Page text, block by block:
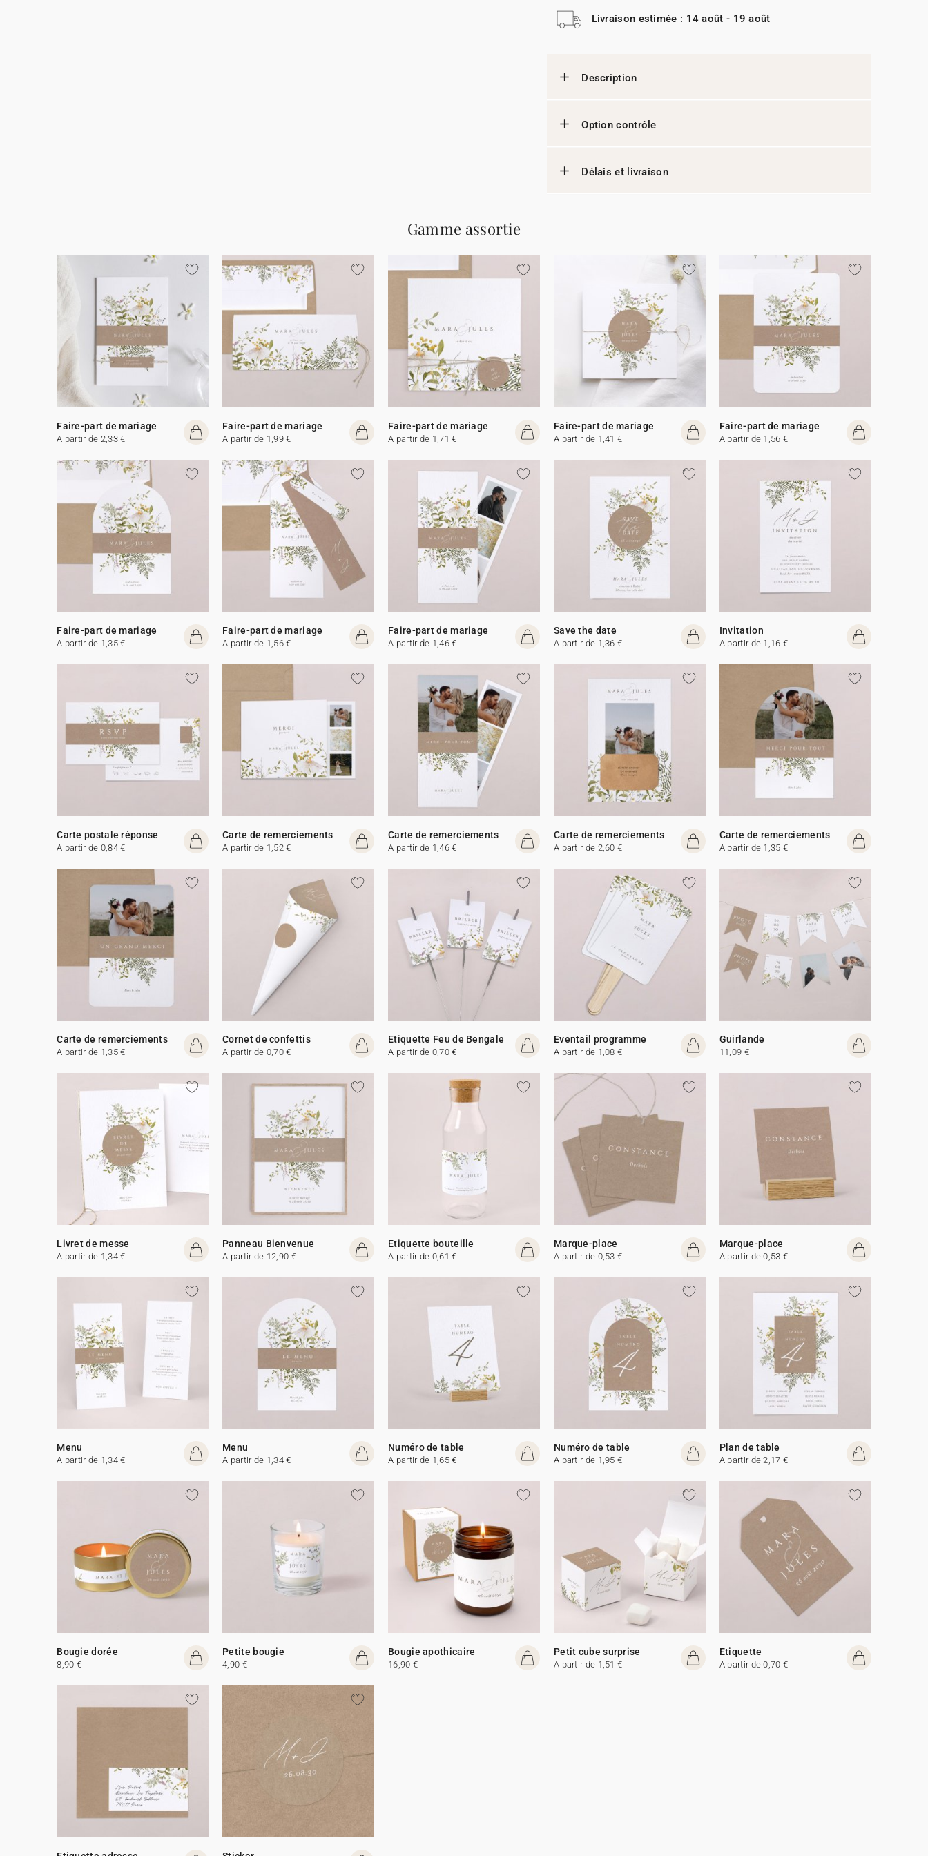
Livraison estimée : 14 août - 19 août
Description
Option contrôle
Délais et livraison
Gamme assortie
Faire-part de mariage
A partir de 2,33 €
Faire-part de mariage
A partir de 1,99 €
Faire-part de mariage
A partir de 1,71 €
Faire-part de mariage
A partir de 1,41 €
Faire-part de mariage
A partir de 1,56 €
Faire-part de mariage
A partir de 1,35 €
Faire-part de mariage
A partir de 1,56 €
Faire-part de mariage
A partir de 1,46 €
Save the date
A partir de 1,36 €
Invitation
A partir de 1,16 €
Carte postale réponse
A partir de 0,84 €
Carte de remerciements
A partir de 1,52 €
Carte de remerciements
A partir de 1,46 €
Carte de remerciements
A partir de 2,60 €
Carte de remerciements
A partir de 1,35 €
Carte de remerciements
A partir de 1,35 €
Cornet de confettis
A partir de 0,70 €
Etiquette Feu de Bengale
A partir de 0,70 €
Eventail programme
A partir de 1,08 €
Guirlande
11,09 €
Livret de messe
A partir de 1,34 €
Panneau Bienvenue
A partir de 12,90 €
Etiquette bouteille
A partir de 0,61 €
Marque-place
A partir de 0,53 €
Marque-place
A partir de 0,53 €
Menu
A partir de 1,34 €
Menu
A partir de 1,34 €
Numéro de table
A partir de 1,65 €
Numéro de table
A partir de 1,95 €
Plan de table
A partir de 2,17 €
Bougie dorée
8,90 €
Petite bougie
4,90 €
Bougie apothicaire
16,90 €
Petit cube surprise
A partir de 1,51 €
Etiquette
A partir de 0,70 €